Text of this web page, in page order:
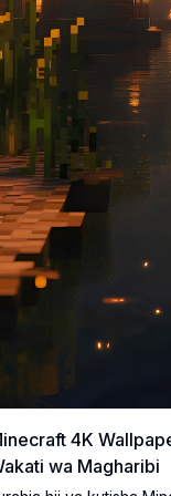
4K
wa Magharibi